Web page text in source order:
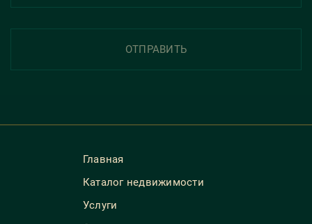
ОТПРАВИТЬ
Главная
Каталог недвижимости
Услуги